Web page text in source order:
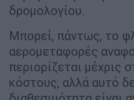
δρομολογίου.
Μπορεί, πάντως, το
αερομεταφορές
περιορίζεται μέχρις
κόστους, αλλά αυτό